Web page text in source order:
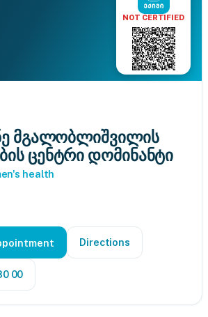
NOT CERTIFIED
მგალობლიშვილის
ცენტრი დომინანტი
health
Directions
00